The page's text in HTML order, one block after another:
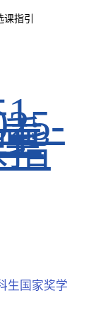
指引
生国家奖学